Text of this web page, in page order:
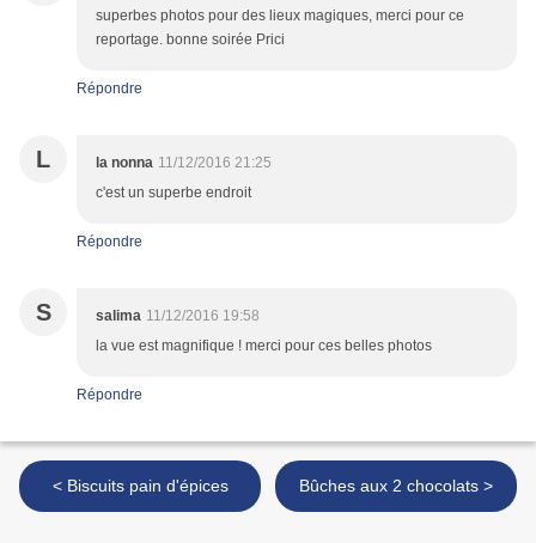
superbes photos pour des lieux magiques, merci pour ce
reportage. bonne soirée Prici
Répondre
L la nonna 11/12/2016 21:25
c'est un superbe endroit
Répondre
S salima 11/12/2016 19:58
la vue est magnifique ! merci pour ces belles photos
Répondre
< Biscuits pain d'épices Bûches aux 2 chocolats >